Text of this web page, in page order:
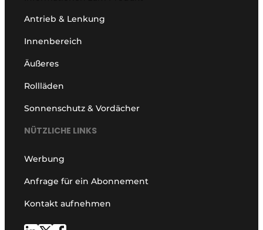
Antrieb & Lenkung
Innenbereich
Äußeres
Rollläden
Sonnenschutz & Vordächer
NÜTZLICHE LINKS
Werbung
Anfrage für ein Abonnement
Kontakt aufnehmen